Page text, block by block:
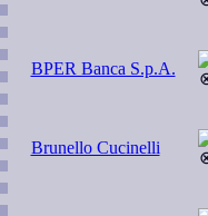
BPER Banca S.p.A.
Brunello Cucinelli